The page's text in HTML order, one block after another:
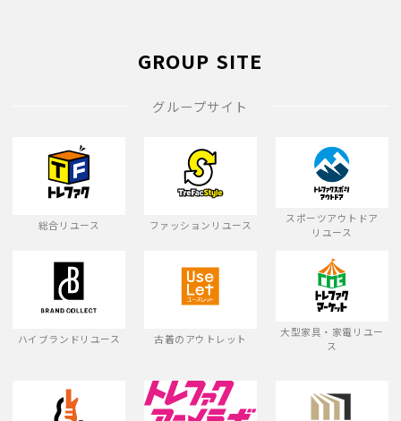
GROUP SITE
グループサイト
総合リユース ファッションリユース
スポーツアウトドア
リユース
ハイブランドリユース 古着のアウトレット
大型家具・家電リユー
ス